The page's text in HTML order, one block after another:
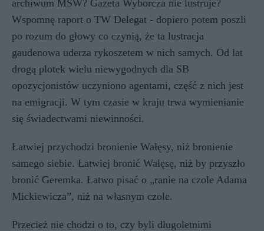
archiwum MSW? Gazeta Wyborcza nie lustruje?
Wspomnę raport o TW Delegat - dopiero potem poszli
po rozum do głowy co czynią, że ta lustracja
gaudenowa uderza rykoszetem w nich samych. Od lat
drogą plotek wielu niewygodnych dla SB
opozycjonistów uczyniono agentami, część z nich jest
na emigracji. W tym czasie w kraju trwa wymienianie
się świadectwami niewinności.
Łatwiej przychodzi bronienie Wałęsy, niż bronienie
samego siebie. Łatwiej bronić Wałęsę, niż by przyszło
bronić Geremka. Łatwo pisać o „ranie na czole Adama
Mickiewicza”, niż na własnym czole.
Przecież nie chodzi o to, czy byli długoletnimi